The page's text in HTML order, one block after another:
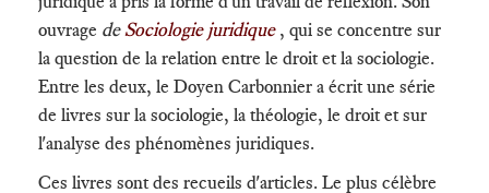
ouvrage deSociologie juridique, qui se concentre sur
la question de la relation entre le droit et la sociologie.
Entre les deux, le Doyen Carbonnier a écrit une série
de livres sur la sociologie, la théologie, le droit et sur
l'analyse des phénomènes juridiques.
Ces livres sont des recueils d'articles. Le plus célèbre